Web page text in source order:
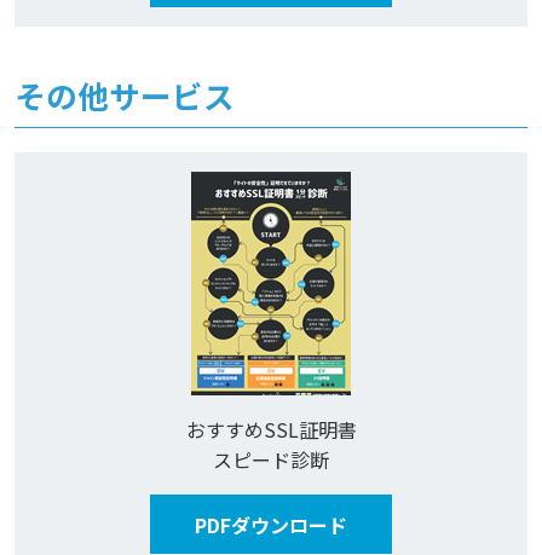
その他サービス
おすすめSSL証明書
スピード診断
PDFダウンロード